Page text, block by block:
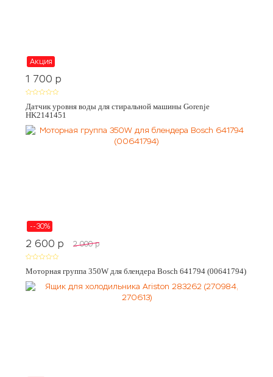
Акция
1 700 p
Датчик уровня воды для стиральной машины Gorenje
HK2141451
--30%
2 600 p 2 000 p
Моторная группа 350W для блендера Bosch 641794 (00641794)